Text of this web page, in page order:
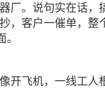
厂。说句实在话
，客户一催单，
开飞机，一线工人